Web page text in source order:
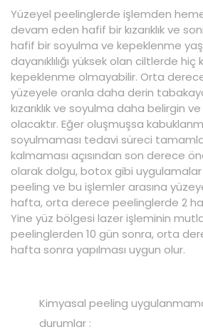
Yüzeyel peelinglerde işlemden
devam eden hafif bir kızarıklık ve
hafif bir soyulma ve kepeklenme
dayanıklılığı yüksek olan ciltlerde hiç
kepeklenme olmayabilir. Orta
yüzeyele oranla daha derin
kızarıklık ve soyulma daha belirgin
olacaktır. Eğer oluşmuşsa
soyulmaması tedavi süreci
kalmaması açısından son derece
olarak dolgu, botox gibi uygulamalar
peeling ve bu işlemler arasına
hafta, orta derece peelinglerde 2
Yine yüz bölgesi lazer işleminin
peelinglerden 10 gün sonra, orta
hafta sonra yapılması uygun olur.
Kimyasal peeling
durumlar :